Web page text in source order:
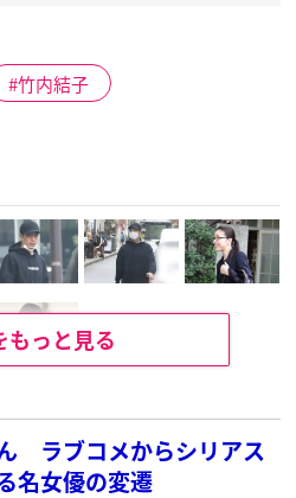
竹内結子
もっと見る
ラブコメからシリアス
名女優の変遷